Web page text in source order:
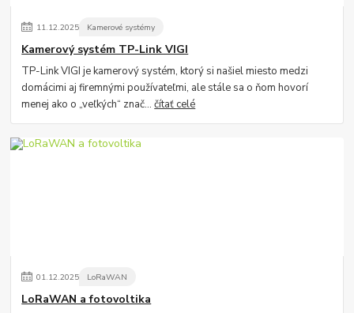
11.12.2025 Kamerové systémy
Kamerový systém TP-Link VIGI
TP-Link VIGI je kamerový systém, ktorý si našiel miesto medzi
domácimi aj firemnými používateľmi, ale stále sa o ňom hovorí
menej ako o „veľkých“ znač...čítať celé
01.12.2025 LoRaWAN
LoRaWAN a fotovoltika